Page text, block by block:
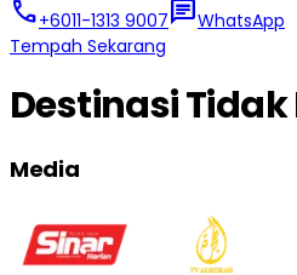
call+6011-1313 9007chatWhatsApp
Tempah Sekarang
Destinasi
Media